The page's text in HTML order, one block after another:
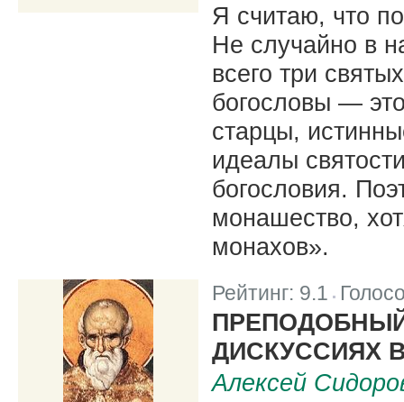
Я считаю, что
Не случайно в
всего три
богословы —
старцы,
идеалы
богословия.
монашество,
монахов».
Рейтинг: 9.1 |
ДИСКУССИЯХ
Алексей